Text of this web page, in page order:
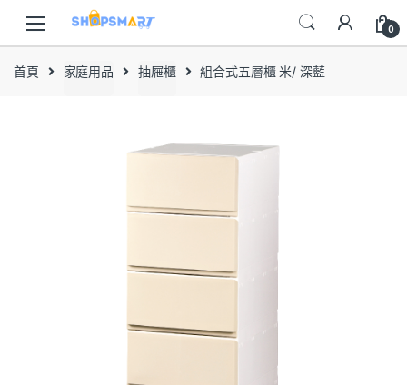
navigation
content
0
首頁 家庭用品 抽屜櫃 組合式五層櫃 米/ 深藍